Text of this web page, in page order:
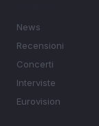
News
Recensioni
Concerti
Interviste
Eurovision